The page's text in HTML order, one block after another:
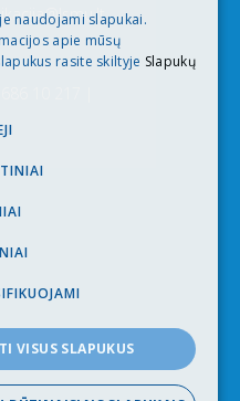
naudojami slapukai.
apie mūsų
rasite skiltyje Slapukų
VISUS SLAPUKUS